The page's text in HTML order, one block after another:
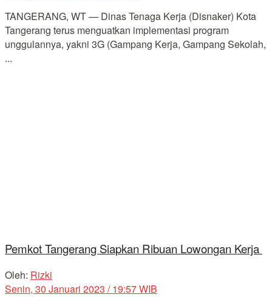
TANGERANG, WT — Dinas Tenaga Kerja (Disnaker) Kota
Tangerang terus menguatkan implementasi program
unggulannya, yakni 3G (Gampang Kerja, Gampang Sekolah,
...
Pemkot Tangerang Siapkan Ribuan Lowongan Kerja
Oleh: Rizki
Senin, 30 Januari 2023 / 19:57 WIB